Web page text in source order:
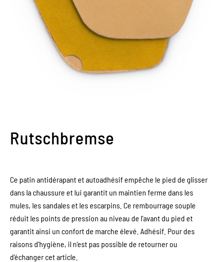
Rutschbremse
Ce patin antidérapant et autoadhésif empêche le pied de glisser
dans la chaussure et lui garantit un maintien ferme dans les
mules, les sandales et les escarpins. Ce rembourrage souple
réduit les points de pression au niveau de l'avant du pied et
garantit ainsi un confort de marche élevé. Adhésif. Pour des
raisons d'hygiène, il n'est pas possible de retourner ou
d'échanger cet article.